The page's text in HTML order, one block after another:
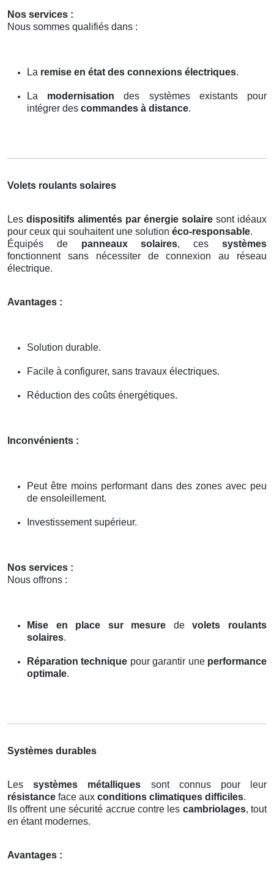
Nos services :
Nous sommes qualifiés dans :
La remise en état des connexions électriques.
La modernisation des systèmes existants pour
intégrer des commandes à distance.
Volets roulants solaires
Les dispositifs alimentés par énergie solaire sont idéaux
pour ceux qui souhaitent une solution éco-responsable.
Équipés de panneaux solaires, cessystèmes
fonctionnent sans nécessiter de connexion au réseau
électrique.
Avantages :
Solution durable.
Facile à configurer, sans travaux électriques.
Réduction des coûts énergétiques.
Inconvénients :
Peut être moins performant dans des zones avec peu
de ensoleillement.
Investissement supérieur.
Nos services :
Nous offrons :
Mise en place sur mesure devolets roulants
solaires.
Réparation technique pour garantir une performance
optimale.
Systèmes durables
Lessystèmes métalliques sont connus pour leur
résistance face aux conditions climatiques difficiles.
Ils offrent une sécurité accrue contre les cambriolages, tout
en étant modernes.
Avantages :